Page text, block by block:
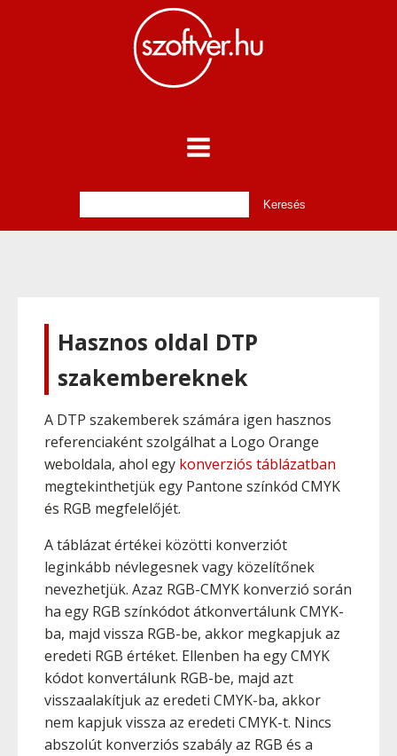
Hasznos oldal DTP
szakembereknek
A DTP szakemberek számára igen hasznos
referenciaként szolgálhat a Logo Orange
weboldala, ahol egy konverziós táblázatban
megtekinthetjük egy Pantone színkód CMYK
és RGB megfelelőjét.
A táblázat értékei közötti konverziót
leginkább névlegesnek vagy közelítőnek
nevezhetjük. Azaz RGB-CMYK konverzió során
ha egy RGB színkódot átkonvertálunk CMYK-
ba, majd vissza RGB-be, akkor megkapjuk az
eredeti RGB értéket. Ellenben ha egy CMYK
kódot konvertálunk RGB-be, majd azt
visszaalakítjuk az eredeti CMYK-ba, akkor
nem kapjuk vissza az eredeti CMYK-t. Nincs
abszolút konverziós szabály az RGB és a